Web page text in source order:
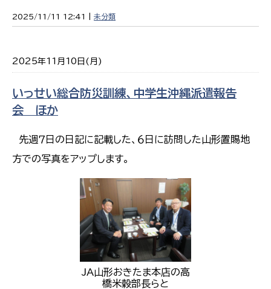
2025/11/11 12:41 | 未分類
2025年11月10日(月)
いっせい総合防災訓練、中学生沖縄派遣報告
会 ほか
先週７日の日記に記載した、６日に訪問した山形置賜地
方での写真をアップします。
JA山形おきたま本店の高
橋米穀部長らと